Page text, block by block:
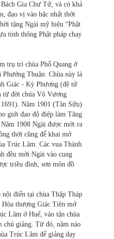
Gia Chư Tử, và có khả
đạo vị vào bậc nhất thời
tặng Ngài mỹ hiệu “Phật
tinh thông Phật pháp chạy
trụ trì chùa Phổ Quang ở
Thuận. Chùa này là
Giác - Kỳ Phương (đệ tử
từ đời chúa Võ Vương
Năm 1901 (Tân Sửu)
giới đao độ điệp làm Tăng
1908 Ngài được mời ra
thời cũng để khai mở
Trúc Lâm. Các vua Thành
đều mời Ngài vào cung
triều đình, sơn môn đồ
điển tại chùa Thập Tháp
thượng Giác Tiên mở
Lâm ở Huế, vào tận chùa
chủ giảng. Từ đó, năm nào
Trúc Lâm để giảng dạy